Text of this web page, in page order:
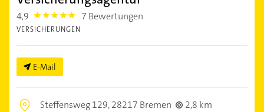
4,9 4.9 7 Bewertungen
VERSICHERUNGEN
E-Mail
Steffensweg 129,28217 Bremen
2,8 km